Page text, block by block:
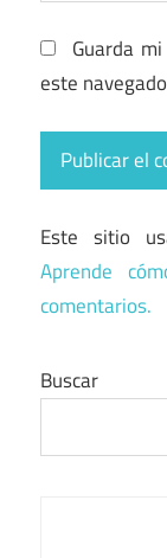
Guarda
este
Este sitio
Aprende
comentarios.
Buscar